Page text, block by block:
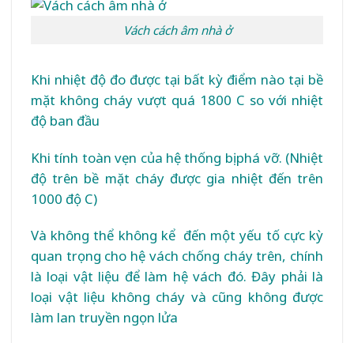
Vách cách âm nhà ở
Khi nhiệt độ đo được tại bất kỳ điểm nào tại bề
mặt không cháy vượt quá 1800 C so với nhiệt
độ ban đầu
Khi tính toàn vẹn của hệ thống bị phá vỡ. (Nhiệt
độ trên bề mặt cháy được gia nhiệt đến trên
1000 độ C)
Và không thể không kể đến một yếu tố cực kỳ
quan trọng cho hệ vách chống cháy trên, chính
là loại vật liệu để làm hệ vách đó. Đây phải là
loại vật liệu không cháy và cũng không được
làm lan truyền ngọn lửa